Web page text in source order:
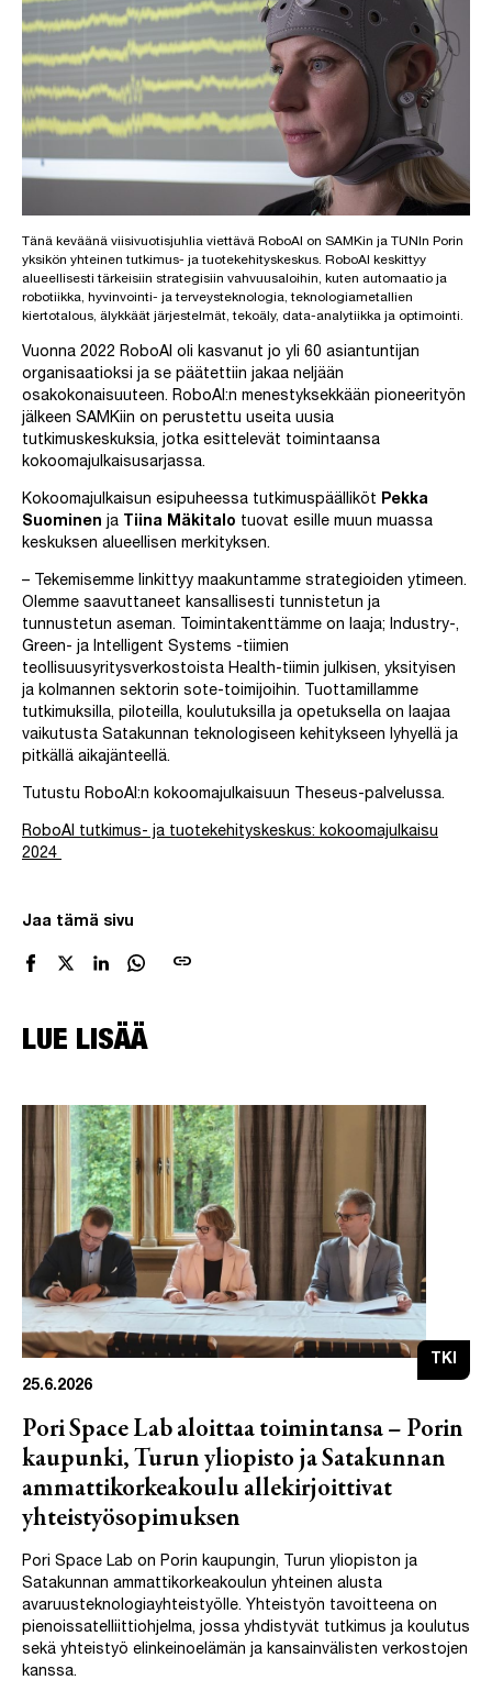
Tänä keväänä viisivuotisjuhlia viettävä RoboAI on SAMKin ja TUNIn Porin
yksikön yhteinen tutkimus- ja tuotekehityskeskus. RoboAI keskittyy
alueellisesti tärkeisiin strategisiin vahvuusaloihin, kuten automaatio ja
robotiikka, hyvinvointi- ja terveysteknologia, teknologiametallien
kiertotalous, älykkäät järjestelmät, tekoäly, data-analytiikka ja optimointi.
Vuonna 2022 RoboAI oli kasvanut jo yli 60 asiantuntijan
organisaatioksi ja se päätettiin jakaa neljään
osakokonaisuuteen. RoboAI:n menestyksekkään pioneerityön
jälkeen SAMKiin on perustettu useita uusia
tutkimuskeskuksia, jotka esittelevät toimintaansa
kokoomajulkaisusarjassa.
Kokoomajulkaisun esipuheessa tutkimuspäälliköt Pekka
Suominen ja Tiina Mäkitalo tuovat esille muun muassa
keskuksen alueellisen merkityksen.
– Tekemisemme linkittyy maakuntamme strategioiden ytimeen.
Olemme saavuttaneet kansallisesti tunnistetun ja
tunnustetun aseman. Toimintakenttämme on laaja; Industry-,
Green- ja Intelligent Systems -tiimien
teollisuusyritysverkostoista Health-tiimin julkisen, yksityisen
ja kolmannen sektorin sote-toimijoihin. Tuottamillamme
tutkimuksilla, piloteilla, koulutuksilla ja opetuksella on laajaa
vaikutusta Satakunnan teknologiseen kehitykseen lyhyellä ja
pitkällä aikajänteellä.
Tutustu RoboAI:n kokoomajulkaisuun Theseus-palvelussa.
RoboAI tutkimus- ja tuotekehityskeskus: kokoomajulkaisu
2024
Jaa tämä sivu
link
LUE LISÄÄ
TKI
25.6.2026
Pori Space Lab aloittaa toimintansa – Porin
kaupunki, Turun yliopisto ja Satakunnan
ammattikorkeakoulu allekirjoittivat
yhteistyösopimuksen
Pori Space Lab on Porin kaupungin, Turun yliopiston ja
Satakunnan ammattikorkeakoulun yhteinen alusta
avaruusteknologiayhteistyölle. Yhteistyön tavoitteena on
pienoissatelliittiohjelma, jossa yhdistyvät tutkimus ja koulutus
sekä yhteistyö elinkeinoelämän ja kansainvälisten verkostojen
kanssa.